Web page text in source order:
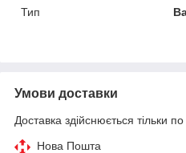
Тип
Умови доставки
Доставка здійснюється тільки
Нова Пошта